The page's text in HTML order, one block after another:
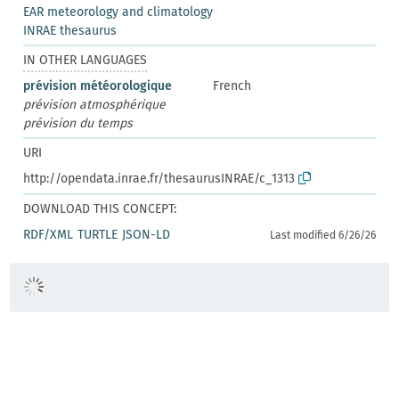
EAR meteorology and climatology
INRAE thesaurus
IN OTHER LANGUAGES
prévision météorologique
French
prévision atmosphérique
prévision du temps
URI
http://opendata.inrae.fr/thesaurusINRAE/c_1313
DOWNLOAD THIS CONCEPT:
RDF/XML TURTLE JSON-LD Last modified 6/26/26